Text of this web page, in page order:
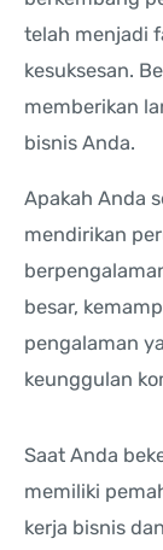
telah menjadi
kesuksesan.
memberikan
bisnis Anda.
Apakah Anda
mendirikan
besar,
pengalaman
keunggulan
Saat Anda
memiliki
kerja bisnis